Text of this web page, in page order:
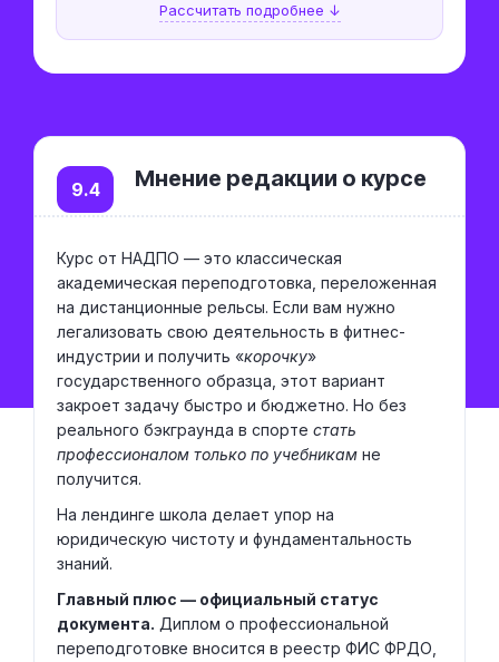
Рассчитать подробнее ↓
Мнение редакции о курсе
9.4
Курс от НАДПО — это классическая
академическая переподготовка, переложенная
на дистанционные рельсы. Если вам нужно
легализовать свою деятельность в фитнес-
индустрии и получить «корочку»
государственного образца, этот вариант
закроет задачу быстро и бюджетно. Но без
реального бэкграунда в спорте стать
профессионалом только по учебникам не
получится.
На лендинге школа делает упор на
юридическую чистоту и фундаментальность
знаний.
Главный плюс — официальный статус
документа. Диплом о профессиональной
переподготовке вносится в реестр ФИС ФРДО,